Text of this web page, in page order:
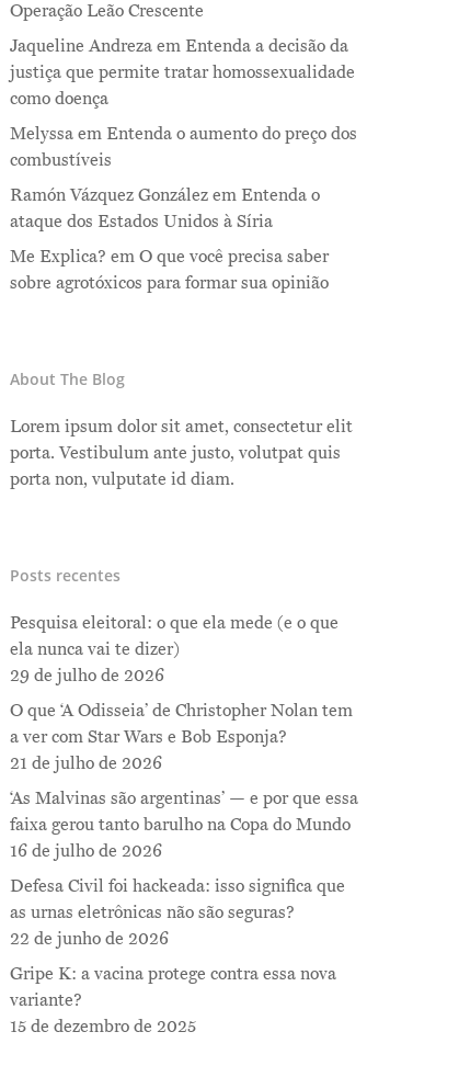
Operação Leão Crescente
Jaqueline Andrezaem Entenda a decisão da
justiça que permite tratar homossexualidade
como doença
Melyssaem Entenda o aumento do preço dos
combustíveis
Ramón Vázquez Gonzálezem Entenda o
ataque dos Estados Unidos à Síria
Me Explica? em O que você precisa saber
sobre agrotóxicos para formar sua opinião
About The Blog
Lorem ipsum dolor sit amet, consectetur elit
porta. Vestibulum ante justo, volutpat quis
porta non, vulputate id diam.
Posts recentes
Pesquisa eleitoral: o que ela mede (e o que
ela nunca vai te dizer)
29 de julho de 2026
O que ‘A Odisseia’ de Christopher Nolan tem
a ver com Star Wars e Bob Esponja?
21 de julho de 2026
‘As Malvinas são argentinas’ — e por que essa
faixa gerou tanto barulho na Copa do Mundo
16 de julho de 2026
Defesa Civil foi hackeada: isso significa que
as urnas eletrônicas não são seguras?
22 de junho de 2026
Gripe K: a vacina protege contra essa nova
variante?
15 de dezembro de 2025